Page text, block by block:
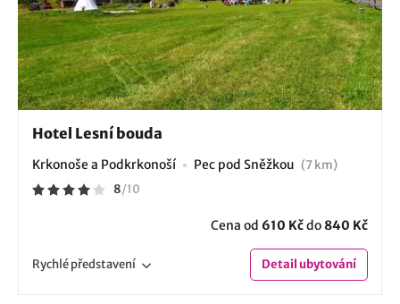
Hotel Lesní bouda
Krkonoše a Podkrkonoší Pec pod Sněžkou (7 km)
8/10
Cena od 610 Kčdo 840 Kč
Rychlépředstavení Detailubytování